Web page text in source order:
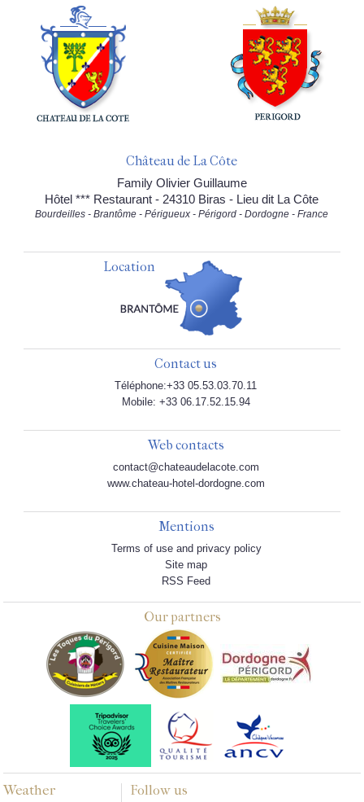
Château de La Côte
Family Olivier Guillaume
Hôtel *** Restaurant - 24310 Biras - Lieu dit La Côte
Bourdeilles - Brantôme - Périgueux - Périgord - Dordogne - France
Location
Contact us
Téléphone:+33 05.53.03.70.11
Mobile: +33 06.17.52.15.94
Web contacts
contact@chateaudelacote.com
www.chateau-hotel-dordogne.com
Mentions
Terms of use and privacy policy
Site map
RSS Feed
Our partners
Weather Follow us